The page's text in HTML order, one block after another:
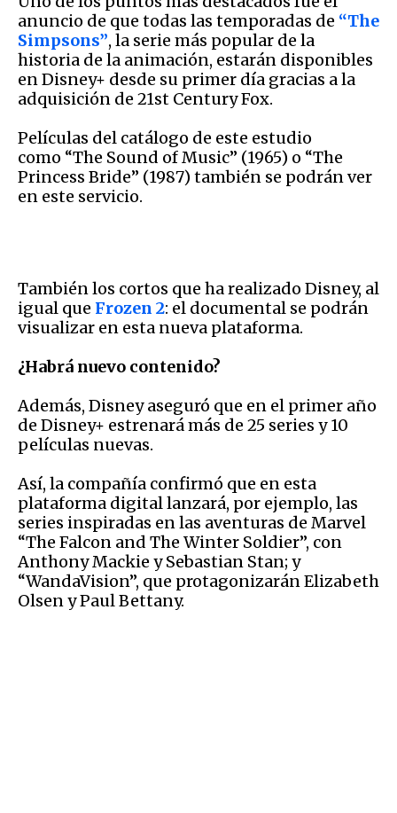
anuncio de que todas las temporadas de “The
Simpsons”, la serie más popular de la
historia de la animación, estarán disponibles
en Disney+ desde su primer día gracias a la
adquisición de 21st Century Fox.
Películas del catálogo de este estudio
como “The Sound of Music” (1965) o “The
Princess Bride” (1987) también se podrán ver
en este servicio.
También los cortos que ha realizado Disney, al
igual que Frozen 2: el documental se podrán
visualizar en esta nueva plataforma.
¿Habrá nuevo contenido?
Además, Disney aseguró que en el primer año
de Disney+ estrenará más de 25 series y 10
películas nuevas.
Así, la compañía confirmó que en esta
plataforma digital lanzará, por ejemplo, las
series inspiradas en las aventuras de Marvel
“The Falcon and The Winter Soldier”, con
Anthony Mackie y Sebastian Stan; y
“WandaVision”, que protagonizarán Elizabeth
Olsen y Paul Bettany.